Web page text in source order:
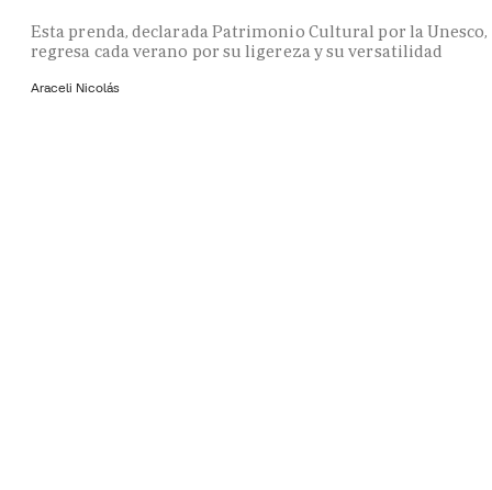
Esta prenda, declarada Patrimonio Cultural por la Unesco,
regresa cada verano por su ligereza y su versatilidad
Araceli Nicolás